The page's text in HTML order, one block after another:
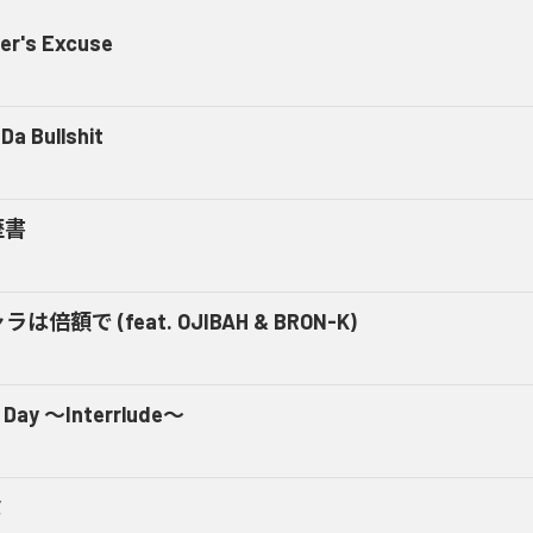
Excuse
Bullshit
ラは倍額で (feat. OJIBAH & BRON-K)
Day ～Interrlude～